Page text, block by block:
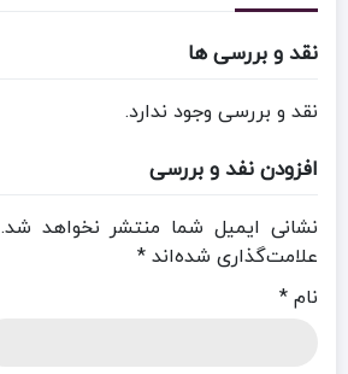
نقد و بررسی ها
نقد و بررسی وجود ندارد.
افزودن نفد و بررسی
نشانی ایمیل شما منتشر نخواهد شد.
علامت‌گذاری شده‌اند *
نام *